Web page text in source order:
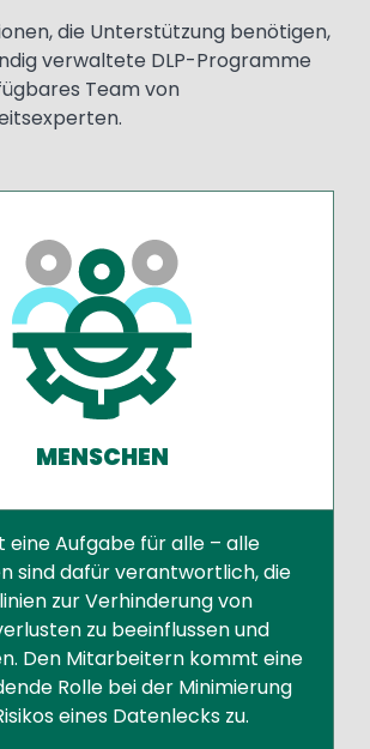
die Unterstützung benötigen,
verwaltete DLP-Programme
Team von
MENSCHEN
eine Aufgabe für alle – alle
sind dafür verantwortlich, die
zur Verhinderung von
zu beeinflussen und
Den Mitarbeitern kommt eine
Rolle bei der Minimierung
eines Datenlecks zu.